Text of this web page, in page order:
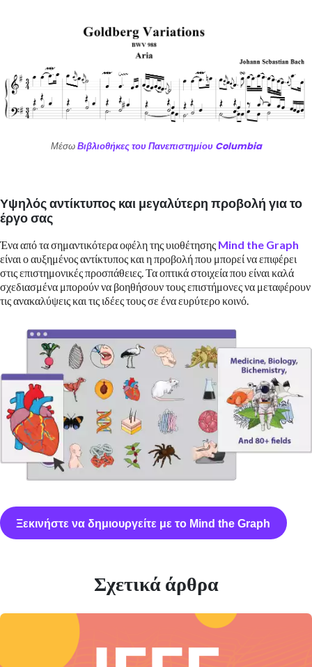
ΜέσωΒιβλιοθήκες του Πανεπιστημίου Columbia
Υψηλός αντίκτυπος και μεγαλύτερη προβολή για το
έργο σας
Ένα από τα σημαντικότερα οφέλη της υιοθέτησης Mind the Graph
είναι ο αυξημένος αντίκτυπος και η προβολή που μπορεί να επιφέρει
στις επιστημονικές προσπάθειες. Τα οπτικά στοιχεία που είναι καλά
σχεδιασμένα μπορούν να βοηθήσουν τους επιστήμονες να μεταφέρουν
τις ανακαλύψεις και τις ιδέες τους σε ένα ευρύτερο κοινό.
Ξεκινήστε να δημιουργείτε με το Mind the Graph
Σχετικά άρθρα